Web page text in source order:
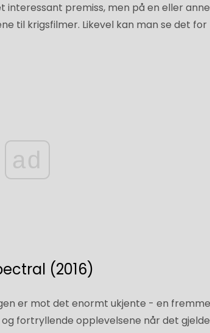
interessant premiss, men på en eller
til krigsfilmer. Likevel kan man se det for
ad
(2016)
er mot det enormt ukjente - en
og fortryllende opplevelsene når det